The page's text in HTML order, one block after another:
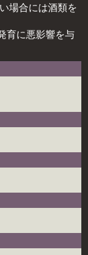
場合には酒類を
育に悪影響を与